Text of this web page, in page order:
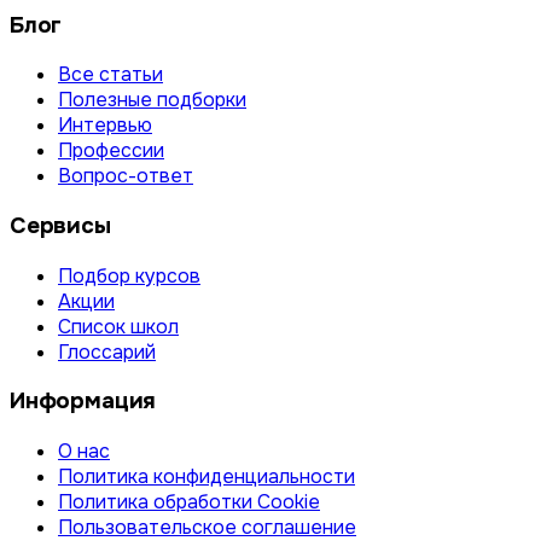
Блог
Все статьи
Полезные подборки
Интервью
Профессии
Вопрос-ответ
Сервисы
Подбор курсов
Акции
Список школ
Глоссарий
Информация
О нас
Политика конфиденциальности
Политика обработки Cookie
Пользовательское соглашение